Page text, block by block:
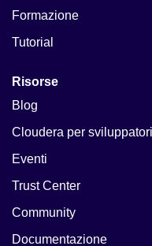
Formazione
Tutorial
Risorse
Blog
Cloudera per sviluppatori
Eventi
Trust Center
Community
Documentazione